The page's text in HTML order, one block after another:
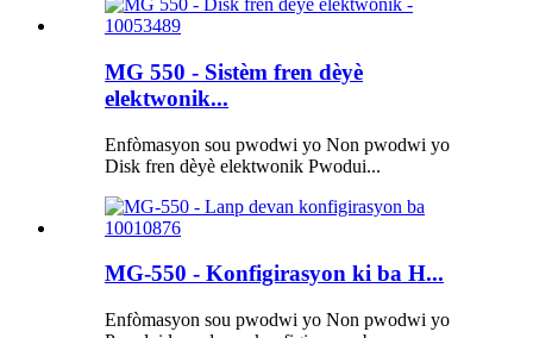
MG 550 - Sistèm fren dèyè
elektwonik...
Enfòmasyon sou pwodwi yo Non pwodwi yo
Disk fren dèyè elektwonik Pwodui...
MG-550 - Konfigirasyon ki ba H...
Enfòmasyon sou pwodwi yo Non pwodwi yo